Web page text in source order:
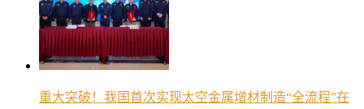
重大突破！我国首次实现太空金属增材制造“全流程”在